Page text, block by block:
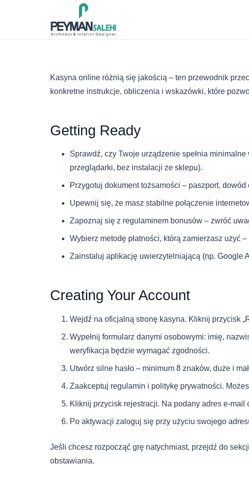
Kasyna online różnią się jakością – ten przewodnik
konkretne instrukcje, obliczenia i wskazówki, które
Getting Ready
Sprawdź, czy Twoje urządzenie spełnia
przeglądarki, bez instalacji ze sklepu).
Przygotuj dokument tożsamości – paszport,
Upewnij się, że masz stabilne połączenie
Zapoznaj się z regulaminem bonusów – zwróć
Wybierz metodę płatności, którą zamierzasz użyć
Zainstaluj aplikację uwierzytelniającą (np. Google
Creating Your Account
Wejdź na oficjalną stronę kasyna. Kliknij przycisk
Wypełnij formularz danymi osobowymi: imię,
weryfikacja będzie wymagać zgodności.
Utwórz silne hasło – minimum 8 znaków, duże i
Zaakceptuj regulamin i politykę prywatności.
Kliknij przycisk rejestracji. Na podany adres e-
Po aktywacji zaloguj się przy użyciu swojego
Jeśli chcesz rozpocząć grę natychmiast, przejdź do
obstawiania.